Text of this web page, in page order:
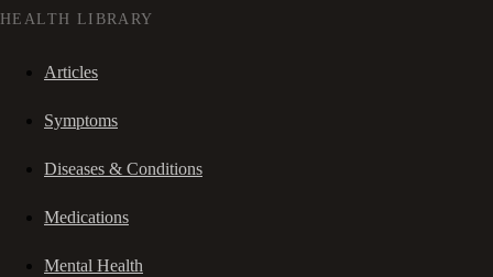
HEALTH LIBRARY
Articles
Symptoms
Diseases & Conditions
Medications
Mental Health